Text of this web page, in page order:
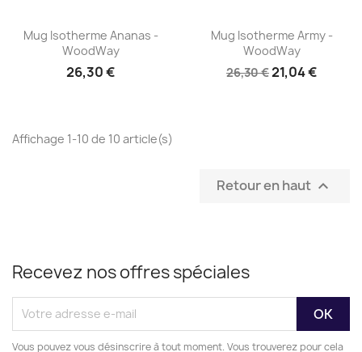
Aperçu rapide
Mug Isotherme Ananas -
WoodWay
26,30 €
 Aperçu rapide
Mug Isotherme Army -
WoodWay
26,30 €21,04 €
Affichage 1-10 de 10 article(s)
Retour en haut 
Recevez nos offres spéciales
Vous pouvez vous désinscrire à tout moment. Vous trouverez pour cela